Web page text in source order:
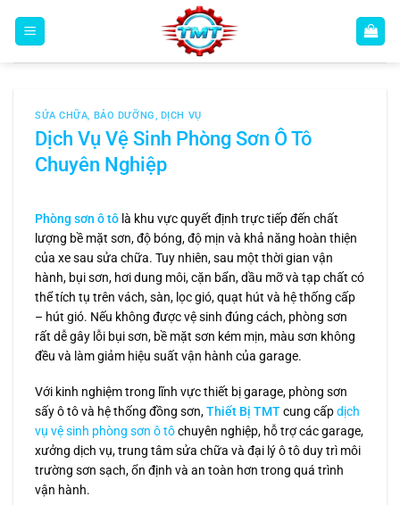
SỬA CHỮA, BẢO DƯỠNG, DỊCH VỤ
Dịch Vụ Vệ Sinh Phòng Sơn Ô Tô
Chuyên Nghiệp
Phòng sơn ô tô là khu vực quyết định trực tiếp đến chất
lượng bề mặt sơn, độ bóng, độ mịn và khả năng hoàn thiện
của xe sau sửa chữa. Tuy nhiên, sau một thời gian vận
hành, bụi sơn, hơi dung môi, cặn bẩn, dầu mỡ và tạp chất có
thể tích tụ trên vách, sàn, lọc gió, quạt hút và hệ thống cấp
– hút gió. Nếu không được vệ sinh đúng cách, phòng sơn
rất dễ gây lỗi bụi sơn, bề mặt sơn kém mịn, màu sơn không
đều và làm giảm hiệu suất vận hành của garage.
Với kinh nghiệm trong lĩnh vực thiết bị garage, phòng sơn
sấy ô tô và hệ thống đồng sơn,Thiết Bị TMTcung cấpdịch
vụ vệ sinh phòng sơn ô tôchuyên nghiệp, hỗ trợ các garage,
xưởng dịch vụ, trung tâm sửa chữa và đại lý ô tô duy trì môi
trường sơn sạch, ổn định và an toàn hơn trong quá trình
vận hành.